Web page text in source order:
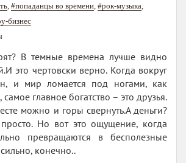
#попаданцы во времени #рок-музыка
бизнес
В темные времена лучше видно
это чертовски верно. Когда вокруг
и мир ломается под ногами, как
главное богатство – это друзья.
можно и горы свернуть.А деньги?
Но вот это ощущение, когда
превращаются в бесполезные
конечно..